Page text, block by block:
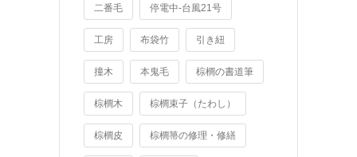
二番毛 停電中-台風21号
工房 布袋竹 引き紐
撞木 本鬼毛 棕櫚の書道筆
棕櫚木 棕櫚束子（たわし）
棕櫚皮 棕櫚箒の修理・修繕